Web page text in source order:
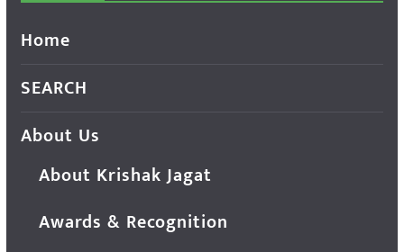
Home
SEARCH
About Us
About Krishak Jagat
Awards & Recognition